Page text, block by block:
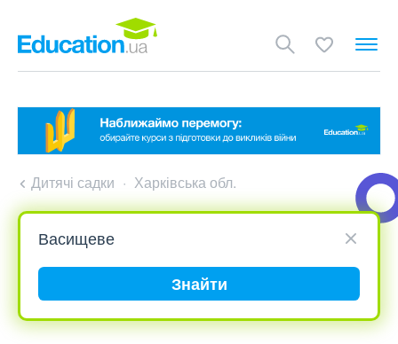
Дитячі садки Харківська обл.
Знайти